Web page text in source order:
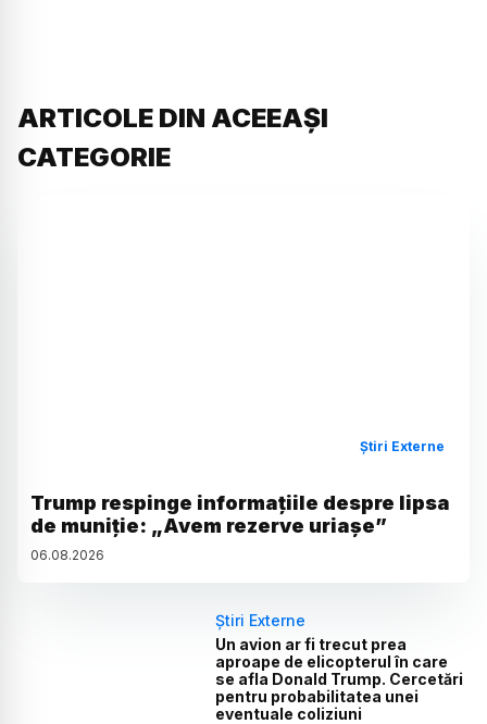
ARTICOLE DIN ACEEAȘI
CATEGORIE
Știri Externe
Trump respinge informațiile despre lipsa
de muniție: „Avem rezerve uriașe”
06.08.2026
Știri Externe
Un avion ar fi trecut prea
aproape de elicopterul în care
se afla Donald Trump. Cercetări
pentru probabilitatea unei
eventuale coliziuni